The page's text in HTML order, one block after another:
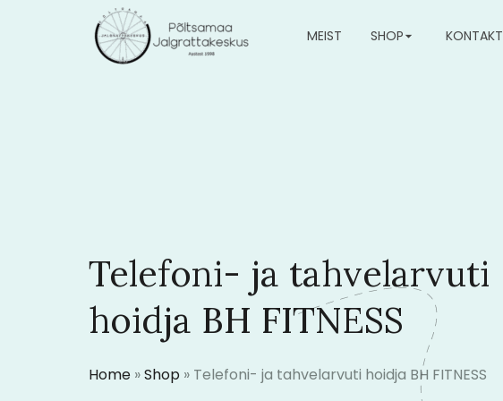
MEIST SHOP KONTAKT
Telefoni- ja tahvelarvuti
hoidja BH FITNESS
Home »Shop » Telefoni- ja tahvelarvuti hoidja BH FITNESS